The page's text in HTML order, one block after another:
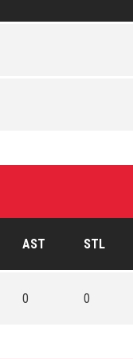
AST STL
0 0